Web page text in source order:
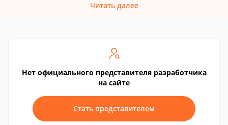
Читать далее
Нет официального представителя разработчика
на сайте
Стать представителем